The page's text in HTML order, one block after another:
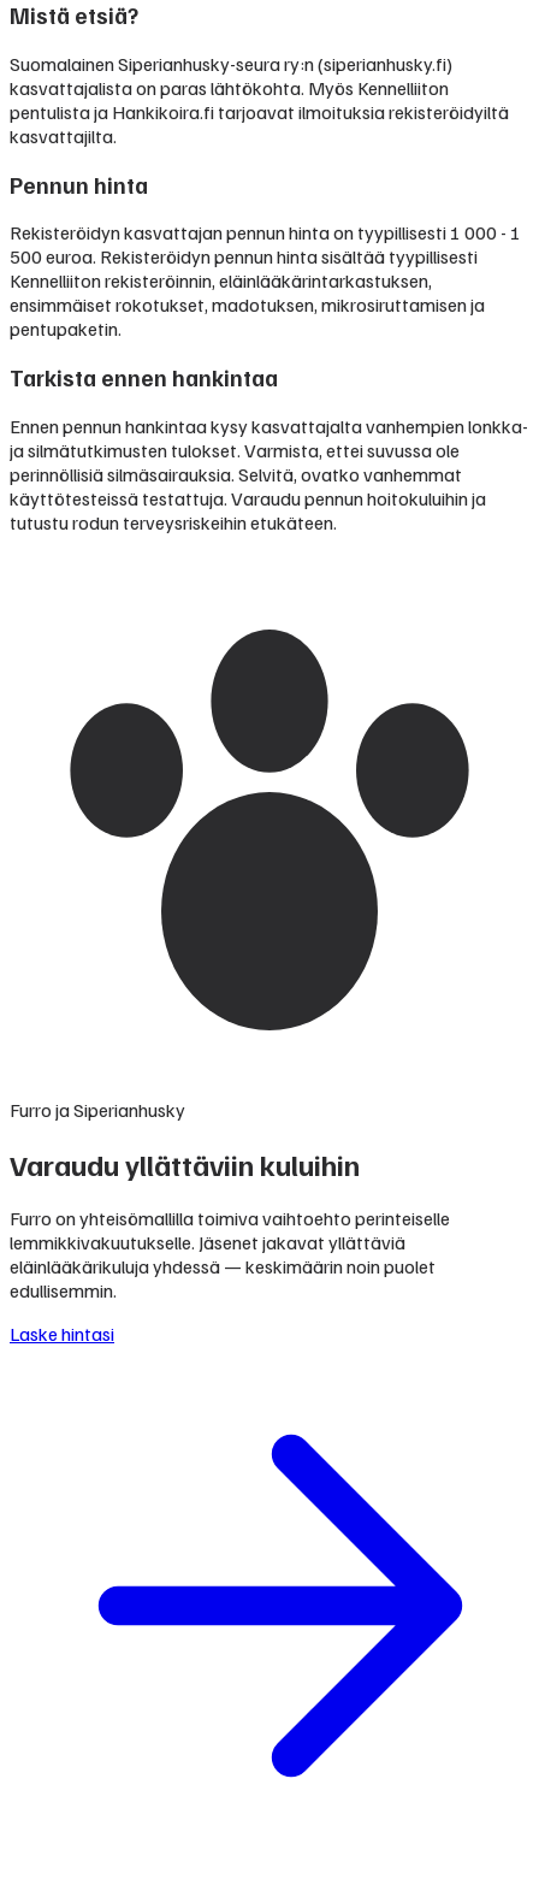
Mistä etsiä?
Suomalainen Siperianhusky-seura ry:n (siperianhusky.fi)
kasvattajalista on paras lähtökohta. Myös Kennelliiton
pentulista ja Hankikoira.fi tarjoavat ilmoituksia rekisteröidyiltä
kasvattajilta.
Pennun hinta
Rekisteröidyn kasvattajan pennun hinta on tyypillisesti 1 000 - 1
500 euroa. Rekisteröidyn pennun hinta sisältää tyypillisesti
Kennelliiton rekisteröinnin, eläinlääkärintarkastuksen,
ensimmäiset rokotukset, madotuksen, mikrosiruttamisen ja
pentupaketin.
Tarkista ennen hankintaa
Ennen pennun hankintaa kysy kasvattajalta vanhempien lonkka-
ja silmätutkimusten tulokset. Varmista, ettei suvussa ole
perinnöllisiä silmäsairauksia. Selvitä, ovatko vanhemmat
käyttötesteissä testattuja. Varaudu pennun hoitokuluihin ja
tutustu rodun terveysriskeihin etukäteen.
Furro ja Siperianhusky
Varaudu yllättäviin kuluihin
Furro on yhteisömallilla toimiva vaihtoehto perinteiselle
lemmikkivakuutukselle. Jäsenet jakavat yllättäviä
eläinlääkärikuluja yhdessä — keskimäärin noin puolet
edullisemmin.
Laske hintasi